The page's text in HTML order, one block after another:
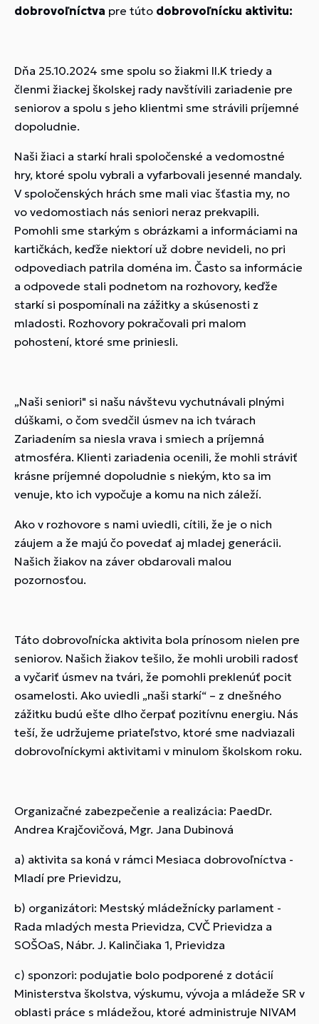
dobrovoľníctva pre túto dobrovoľnícku aktivitu:
Dňa 25.10.2024 sme spolu so žiakmi II.K triedy a
členmi žiackej školskej rady navštívili zariadenie pre
seniorov a spolu s jeho klientmi sme strávili príjemné
dopoludnie.
Naši žiaci a starkí hrali spoločenské a vedomostné
hry, ktoré spolu vybrali a vyfarbovali jesenné mandaly.
V spoločenských hrách sme mali viac šťastia my, no
vo vedomostiach nás seniori neraz prekvapili.
Pomohli sme starkým s obrázkami a informáciami na
kartičkách, keďže niektorí už dobre nevideli, no pri
odpovediach patrila doména im. Často sa informácie
a odpovede stali podnetom na rozhovory, keďže
starkí si pospomínali na zážitky a skúsenosti z
mladosti. Rozhovory pokračovali pri malom
pohostení, ktoré sme priniesli.
„Naši seniori" si našu návštevu vychutnávali plnými
dúškami, o čom svedčil úsmev na ich tvárach
Zariadením sa niesla vrava i smiech a príjemná
atmosféra. Klienti zariadenia ocenili, že mohli stráviť
krásne príjemné dopoludnie s niekým, kto sa im
venuje, kto ich vypočuje a komu na nich záleží.
Ako v rozhovore s nami uviedli, cítili, že je o nich
záujem a že majú čo povedať aj mladej generácii.
Našich žiakov na záver obdarovali malou
pozornosťou.
Táto dobrovoľnícka aktivita bola prínosom nielen pre
seniorov. Našich žiakov tešilo, že mohli urobili radosť
a vyčariť úsmev na tvári, že pomohli preklenúť pocit
osamelosti. Ako uviedli „naši starkí“ – z dnešného
zážitku budú ešte dlho čerpať pozitívnu energiu. Nás
teší, že udržujeme priateľstvo, ktoré sme nadviazali
dobrovoľníckymi aktivitami v minulom školskom roku.
Organizačné zabezpečenie a realizácia: PaedDr.
Andrea Krajčovičová, Mgr. Jana Dubinová
a) aktivita sa koná v rámci Mesiaca dobrovoľníctva -
Mladí pre Prievidzu,
b) organizátori: Mestský mládežnícky parlament -
Rada mladých mesta Prievidza, CVČ Prievidza a
SOŠOaS, Nábr. J. Kalinčiaka 1, Prievidza
c) sponzori: podujatie bolo podporené z dotácií
Ministerstva školstva, výskumu, vývoja a mládeže SR v
oblasti práce s mládežou, ktoré administruje NIVAM